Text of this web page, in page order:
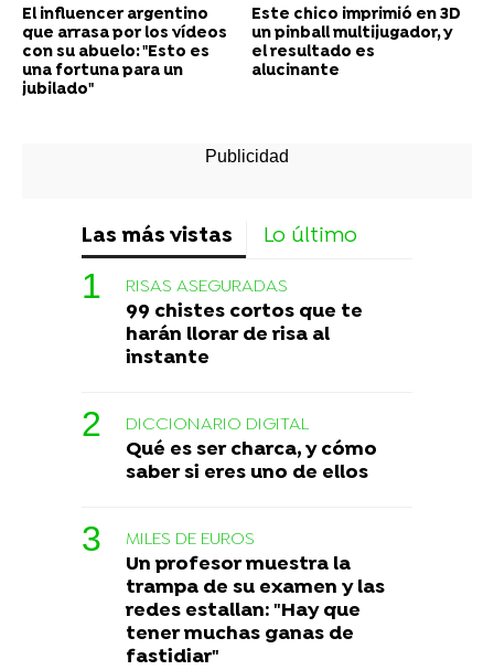
El influencer argentino
que arrasa por los vídeos
con su abuelo: "Esto es
una fortuna para un
jubilado"
Este chico imprimió en 3D
un pinball multijugador, y
el resultado es
alucinante
Las más vistas Lo último
RISAS ASEGURADAS
99 chistes cortos que te
harán llorar de risa al
instante
DICCIONARIO DIGITAL
Qué es ser charca, y cómo
saber si eres uno de ellos
MILES DE EUROS
Un profesor muestra la
trampa de su examen y las
redes estallan: "Hay que
tener muchas ganas de
fastidiar"